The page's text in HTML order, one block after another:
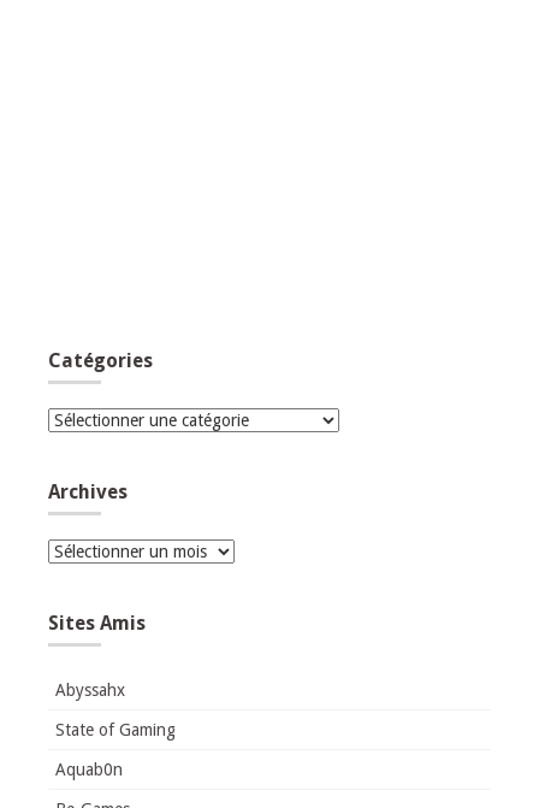
Catégories
Catégories
Archives
Archives
Sites Amis
Abyssahx
State of Gaming
Aquab0n